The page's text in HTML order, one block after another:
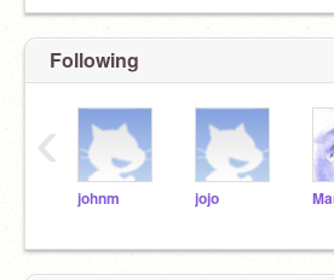
Following
johnm jojo
‹